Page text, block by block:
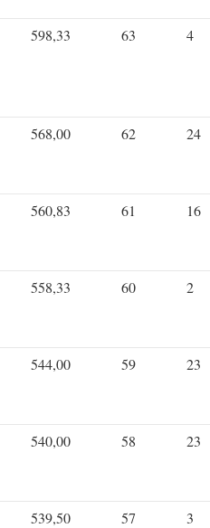
598,33 63 4
568,00 62 24
560,83 61 16
558,33 60 2
544,00 59 23
540,00 58 23
539,50 57 3